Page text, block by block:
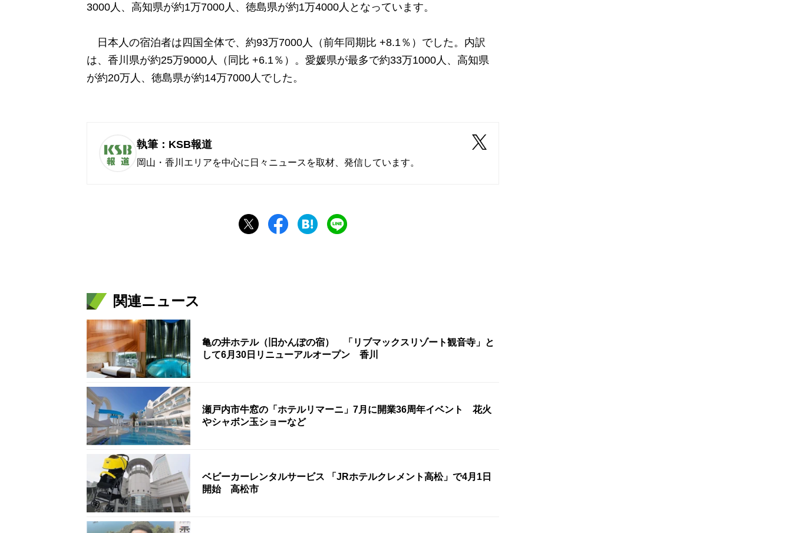
3000人、高知県が約1万7000人、徳島県が約1万4000人となっています。
日本人の宿泊者は四国全体で、約93万7000人（前年同期比 +8.1％）でした。内訳
は、香川県が約25万9000人（同比 +6.1％）。愛媛県が最多で約33万1000人、高知県
が約20万人、徳島県が約14万7000人でした。
執筆：KSB報道
岡山・香川エリアを中心に日々ニュースを取材、発信しています。
関連ニュース
亀の井ホテル（旧かんぽの宿） 「リブマックスリゾート観音寺」と
して6月30日リニューアルオープン 香川
瀬戸内市牛窓の「ホテルリマーニ」7月に開業36周年イベント 花火
やシャボン玉ショーなど
ベビーカーレンタルサービス 「JRホテルクレメント高松」で4月1日
開始 高松市